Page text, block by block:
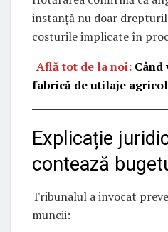
instanță nu doar
costurile implicate în
Află tot de la noi: Când
fabrică de utilaje
Explicație
contează
Tribunalul a invocat
muncii: